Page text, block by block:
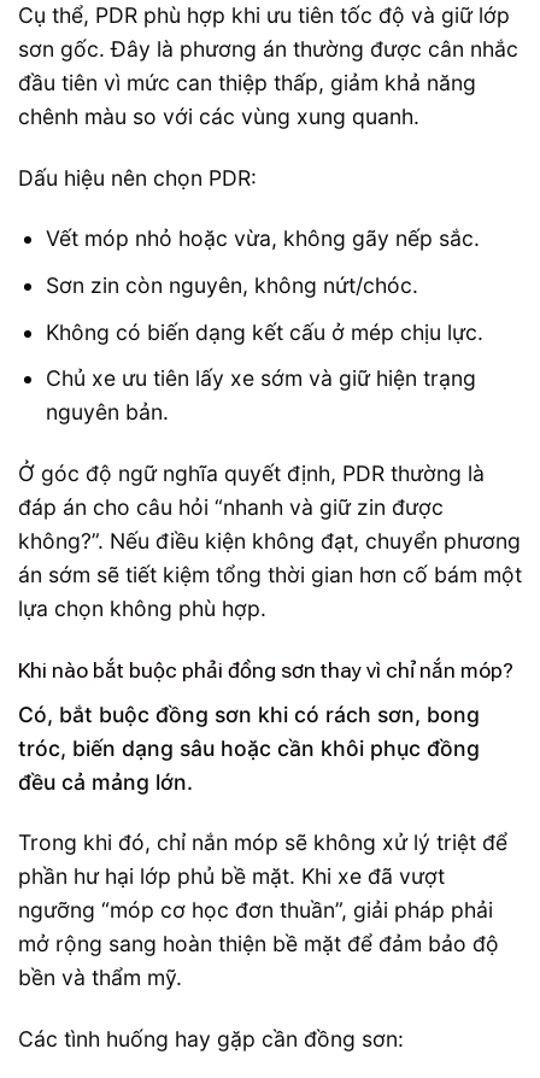
Cụ thể, PDR phù hợp khi ưu tiên tốc độ và giữ lớp
sơn gốc. Đây là phương án thường được cân nhắc
đầu tiên vì mức can thiệp thấp, giảm khả năng
chênh màu so với các vùng xung quanh.
Dấu hiệu nên chọn PDR:
Vết móp nhỏ hoặc vừa, không gãy nếp sắc.
Sơn zin còn nguyên, không nứt/chóc.
Không có biến dạng kết cấu ở mép chịu lực.
Chủ xe ưu tiên lấy xe sớm và giữ hiện trạng
nguyên bản.
Ở góc độ ngữ nghĩa quyết định, PDR thường là
đáp án cho câu hỏi “nhanh và giữ zin được
không?”. Nếu điều kiện không đạt, chuyển phương
án sớm sẽ tiết kiệm tổng thời gian hơn cố bám một
lựa chọn không phù hợp.
Khi nào bắt buộc phải đồng sơn thay vì chỉ nắn móp?
Có, bắt buộc đồng sơn khi có rách sơn, bong
tróc, biến dạng sâu hoặc cần khôi phục đồng
đều cả mảng lớn.
Trong khi đó, chỉ nắn móp sẽ không xử lý triệt để
phần hư hại lớp phủ bề mặt. Khi xe đã vượt
ngưỡng “móp cơ học đơn thuần”, giải pháp phải
mở rộng sang hoàn thiện bề mặt để đảm bảo độ
bền và thẩm mỹ.
Các tình huống hay gặp cần đồng sơn: